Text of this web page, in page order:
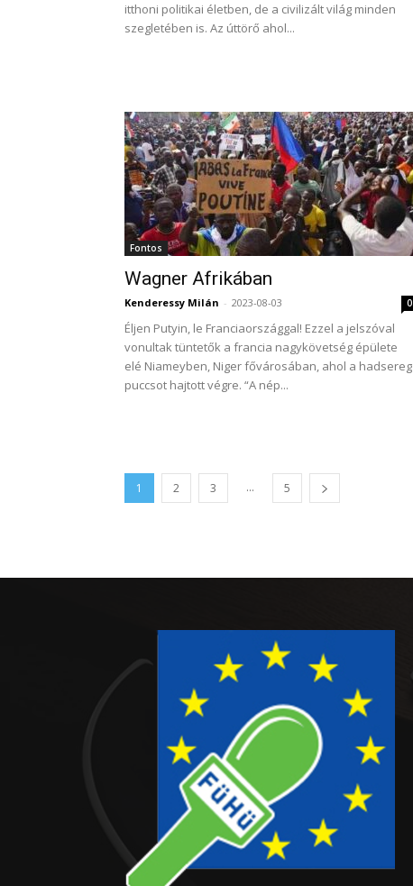
itthoni politikai életben, de a civilizált világ minden
szegletében is. Az úttörő ahol...
Fontos
Wagner Afrikában
Kenderessy Milán - 2023-08-03 0
Éljen Putyin, le Franciaországgal! Ezzel a jelszóval
vonultak tüntetők a francia nagykövetség épülete
elé Niameyben, Niger fővárosában, ahol a hadsereg
puccsot hajtott végre. “A nép...
1 2 3 ... 5